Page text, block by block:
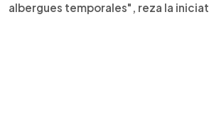
albergues temporales", reza la